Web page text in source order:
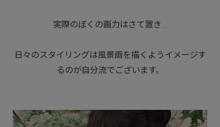
実際のぼくの画力はさて置き...
日々のスタイリングは風景画を描くようイメージす
るのが自分流でございます。